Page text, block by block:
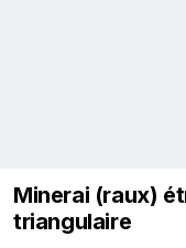
Minerai (raux)
triangulaire